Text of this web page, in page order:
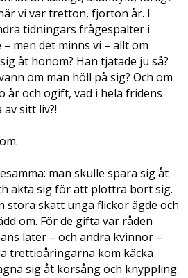
vi var tretton, fjorton år. I
tidningars frågespalter i
men det minns vi – allt om
åt honom? Han tjatade ju så?
om man höll på sig? Och om
år och ogift, vad i hela fridens
sitt liv?!
man skulle spara sig åt
akta sig för att plottra bort sig.
stora skatt unga flickor ägde och
om. För de gifta var råden
later – och andra kvinnor –
trettioåringarna kom käcka
sig åt körsång och knyppling.